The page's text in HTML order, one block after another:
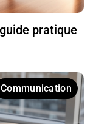
pratique
Communication